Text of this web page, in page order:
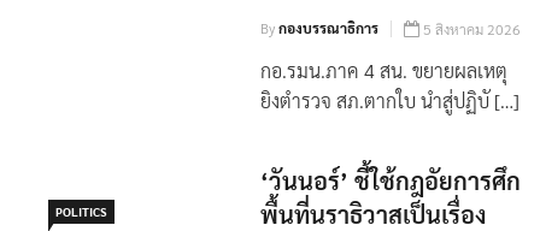
Byกองบรรณาธิการ 5 สิงหาคม 2026
กอ.รมน.ภาค 4 สน. ขยายผลเหตุ
ยิงตำรวจ สภ.ตากใบ นำสู่ปฏิบั […]
POLITICS
‘วันนอร์’ ชี้ใช้กฎอัยการศึก
พื้นที่นราธิวาสเป็นเรื่อง